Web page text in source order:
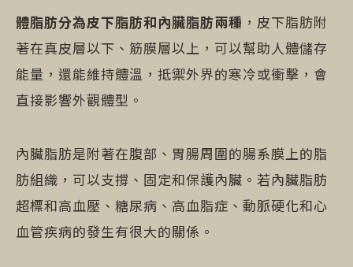
體脂肪分為皮下脂肪和內臟脂肪兩種 ，皮下脂肪附
著在真皮層以下、筋膜層以上，可以幫助人體儲存
能量，還能維持體溫，抵禦外界的寒冷或衝擊，會
直接影響外觀體型。
內臟脂肪是附著在腹部、胃腸周圍的腸系膜上的脂
肪組織，可以支撐、固定和保護內臟。若內臟脂肪
超標和高血壓、糖尿病、高血脂症、動脈硬化和心
血管疾病的發生有很大的關係。